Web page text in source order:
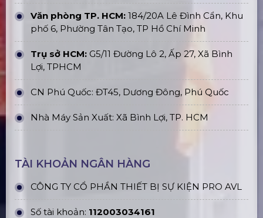
Văn phòng TP. HCM: 184/20A Lê Đình Cẩn, Khu
phố 6, Phường Tân Tạo, TP Hồ Chí Minh
Trụ sở HCM: G5/11 Đường Lô 2, Ấp 27, Xã Bình
Lợi, TPHCM
CN Phú Quốc: ĐT45, Dương Đông, Phú Quốc
Nhà Máy Sản Xuất: Xã Bình Lợi, TP. HCM
TÀI KHOẢN NGÂN HÀNG
CÔNG TY CỔ PHẦN THIẾT BỊ SỰ KIỆN PRO AVL
Số tài khoản: 112003034161